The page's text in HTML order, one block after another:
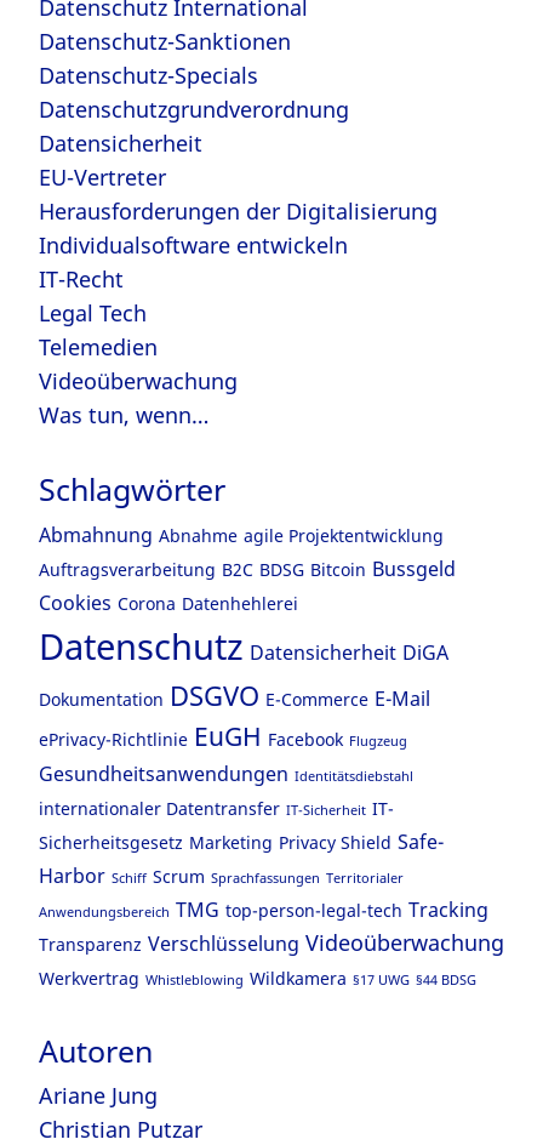
Datenschutz International
Datenschutz-Sanktionen
Datenschutz-Specials
Datenschutzgrundverordnung
Datensicherheit
EU-Vertreter
Herausforderungen der Digitalisierung
Individualsoftware entwickeln
IT-Recht
Legal Tech
Telemedien
Videoüberwachung
Was tun, wenn…
Schlagwörter
Abmahnung Abnahme agile Projektentwicklung
Auftragsverarbeitung B2C BDSG Bitcoin Bussgeld
Cookies Corona Datenhehlerei
Datenschutz Datensicherheit DiGA
Dokumentation DSGVO E-Commerce E-Mail
ePrivacy-Richtlinie EuGH Facebook Flugzeug
Gesundheitsanwendungen Identitätsdiebstahl
internationaler Datentransfer IT-Sicherheit IT-
Sicherheitsgesetz Marketing Privacy Shield Safe-
Harbor Schiff Scrum Sprachfassungen Territorialer
Anwendungsbereich TMG top-person-legal-tech Tracking
Transparenz Verschlüsselung Videoüberwachung
Werkvertrag Whistleblowing Wildkamera §17 UWG §44 BDSG
Autoren
Ariane Jung
Christian Putzar